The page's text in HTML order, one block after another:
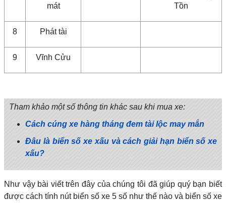
mát
Tồn
8 Phát tài
9 Vĩnh Cửu
Tham khảo một số thông tin khác sau khi mua xe:
Cách cúng xe hàng tháng đem tài lộc may mắn
Đâu là biển số xe xấu và cách giải hạn biển số xe
xấu?
Như vậy bài viết trên đây của chúng tôi đã giúp quý bạn biết
được cách tính nút biển số xe 5 số như thế nào và biển số xe